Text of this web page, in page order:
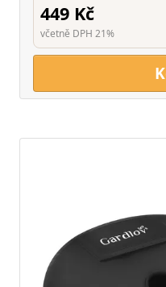
449 Kč
včetně DPH 21%